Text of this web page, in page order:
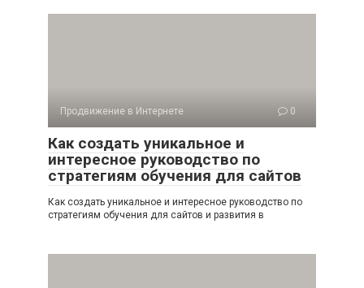
Продвижение в Интернете 0
Как создать уникальное и
интересное руководство по
стратегиям обучения для сайтов
Как создать уникальное и интересное руководство по
стратегиям обучения для сайтов и развития в